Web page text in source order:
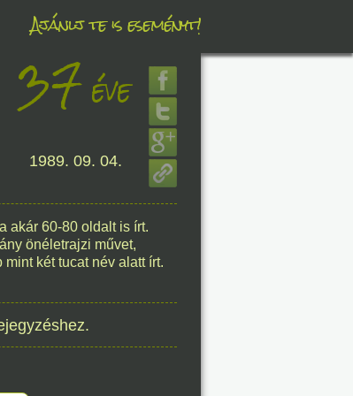
Ajánlj te is eseményt!
37éve
1989. 09. 04.
akár 60-80 oldalt is írt.
önéletrajzi művet,
két tucat név alatt írt.